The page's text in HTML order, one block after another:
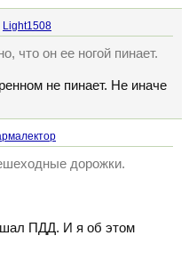
Light1508
что он ее ногой пинает.
не пинает. Не иначе
дорожки.
ПДД. И я об этом